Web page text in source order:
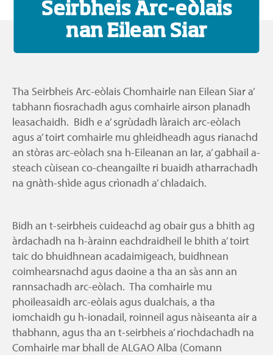
Seirbheis Arc-eòlais
nan Eilean Siar
Tha Seirbheis Arc-eòlais Chomhairle nan Eilean Siar a’
tabhann fiosrachadh agus comhairle airson planadh
leasachaidh. Bidh e a’ sgrùdadh làraich arc-eòlach
agus a’ toirt comhairle mu ghleidheadh agus rianachd
an stòras arc-eòlach sna h-Eileanan an Iar, a’ gabhail a-
steach cùisean co-cheangailte ri buaidh atharrachadh
na gnàth-shìde agus crìonadh a’ chladaich.
Bidh an t-seirbheis cuideachd ag obair gus a bhith ag
àrdachadh na h-àrainn eachdraidheil le bhith a’ toirt
taic do bhuidhnean acadaimigeach, buidhnean
coimhearsnachd agus daoine a tha an sàs ann an
rannsachadh arc-eòlach. Tha comhairle mu
phoileasaidh arc-eòlais agus dualchais, a tha
iomchaidh gu h-ionadail, roinneil agus nàiseanta air a
thabhann, agus tha an t-seirbheis a’ riochdachadh na
Comhairle mar bhall de ALGAO Alba (Comann